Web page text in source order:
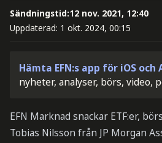
Sändningstid:12 nov. 2021, 12:40
Uppdaterad: 1 okt. 2024, 00:15
Hämta EFN:s app för iOS och
nyheter, analyser, börs, video,
EFN Marknad snackar ETF:er,
Tobias Nilsson från JP Morgan